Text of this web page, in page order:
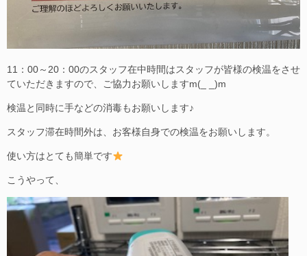
11：00～20：00のスタッフ在中時間はスタッフが皆様の検温をさせ
ていただきますので、ご協力お願いしますm(_ _)m
検温と同時に手などの消毒もお願いします♪
スタッフ滞在時間外は、お客様自身での検温をお願いします。
使い方はとても簡単です
こうやって、